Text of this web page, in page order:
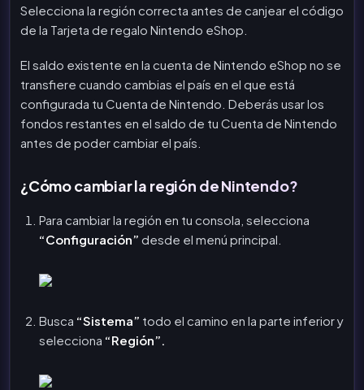
Selecciona la región correcta antes de canjear el código
de la Tarjeta de regalo Nintendo eShop.
El saldo existente en la cuenta de Nintendo eShop no se
transfiere cuando cambias el país en el que está
configurada tu Cuenta de Nintendo. Deberás usar los
fondos restantes en el saldo de tu Cuenta de Nintendo
antes de poder cambiar el país.
¿Cómo cambiar la región de Nintendo?
Para cambiar la región en tu consola, selecciona
“Configuración” desde el menú principal.
Busca “Sistema” todo el camino en la parte inferior y
selecciona “Región”.